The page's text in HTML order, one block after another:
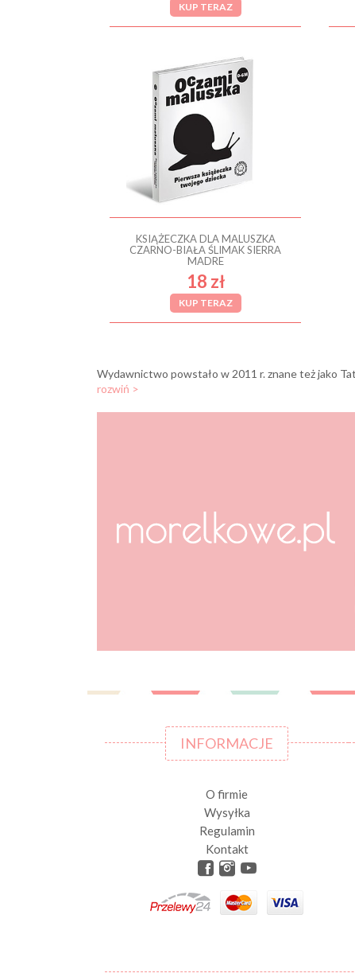
KUP TERAZ
KSIĄŻECZKA DLA MALUSZKA
CZARNO-BIAŁA ŚLIMAK SIERRA
MADRE
18 zł
KUP TERAZ
rozwiń >
INFORMACJE
O firmie
Wysyłka
Regulamin
Kontakt